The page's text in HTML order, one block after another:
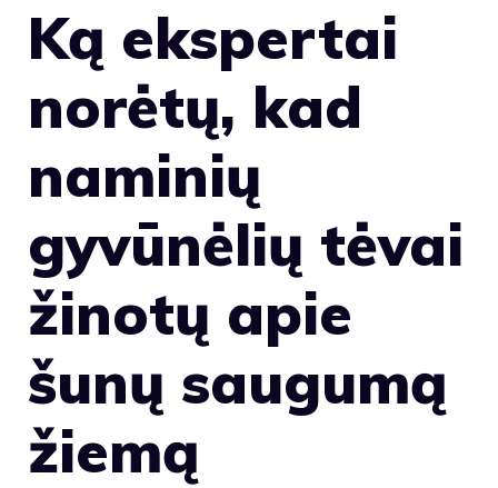
Ką ekspertai
norėtų, kad
naminių
gyvūnėlių tėvai
žinotų apie
šunų saugumą
žiemą